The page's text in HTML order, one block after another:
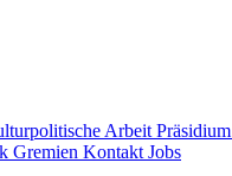
Arbeit Präsidium
Gremien Kontakt Jobs